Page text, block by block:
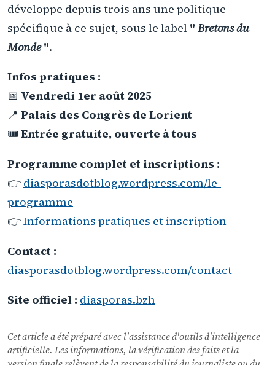
développe depuis trois ans une politique
spécifique à ce sujet, sous le label " Bretons du
Monde".
Infos pratiques :
📅 Vendredi 1er août 2025
📍 Palais des Congrès de Lorient
🎟️Entrée gratuite, ouverte à tous
Programme complet et inscriptions :
👉 diasporasdotblog.wordpress.com/le-
programme
👉Informations pratiques et inscription
Contact :
diasporasdotblog.wordpress.com/contact
Site officiel : diasporas.bzh
Cet article a été préparé avec l'assistance d'outils d'intelligence
artificielle. Les informations, la vérification des faits et la